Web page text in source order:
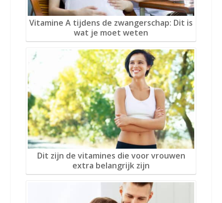
Vitamine A tijdens de zwangerschap: Dit is
wat je moet weten
Dit zijn de vitamines die voor vrouwen
extra belangrijk zijn